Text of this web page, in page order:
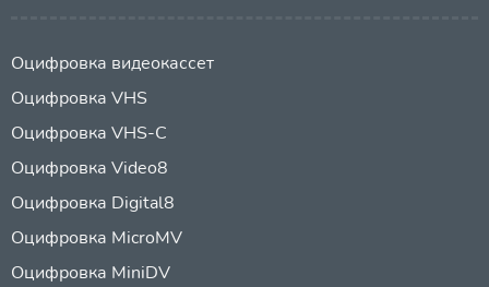
Оцифровка видеокассет
Оцифровка VHS
Оцифровка VHS-C
Оцифровка Video8
Оцифровка Digital8
Оцифровка MicroMV
Оцифровка MiniDV